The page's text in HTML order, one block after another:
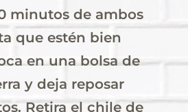
minutos de ambos
que estén bien
en una bolsa de
y deja reposar
Retira el chile de